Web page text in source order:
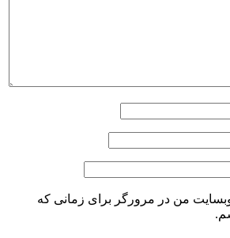
وبسایت من در مرورگر برای زمانی که